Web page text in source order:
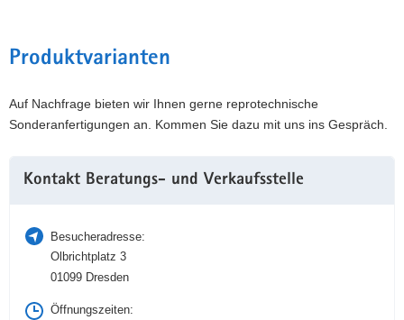
Produktvarianten
Auf Nachfrage bieten wir Ihnen gerne reprotechnische
Sonderanfertigungen an. Kommen Sie dazu mit uns ins Gespräch.
Information
Kontakt Beratungs- und Verkaufsstelle
Besucheradresse:
Olbrichtplatz 3
01099 Dresden
Öffnungszeiten: